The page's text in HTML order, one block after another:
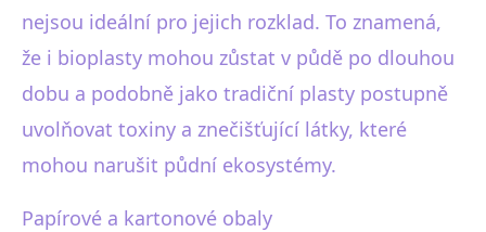
nejsou ideální pro jejich rozklad. To znamená,
že i bioplasty mohou zůstat v půdě po dlouhou
dobu a podobně jako tradiční plasty postupně
uvolňovat toxiny a znečišťující látky, které
mohou narušit půdní ekosystémy.
Papírové a kartonové obaly